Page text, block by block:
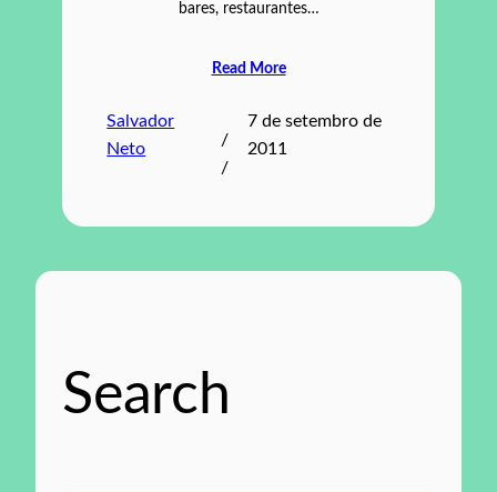
bares, restaurantes…
Read More
Salvador
Neto
/
/
7 de setembro de
2011
Search